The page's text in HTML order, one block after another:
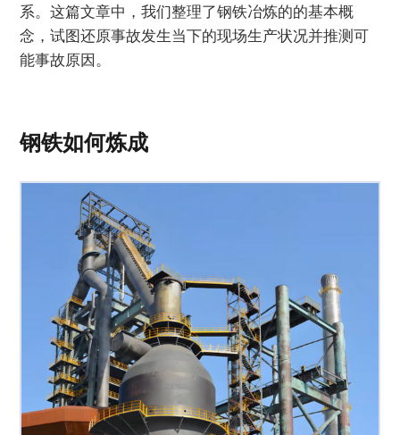
系。这篇文章中，我们整理了钢铁冶炼的的基本概
念，试图还原事故发生当下的现场生产状况并推测可
能事故原因。
钢铁如何炼成